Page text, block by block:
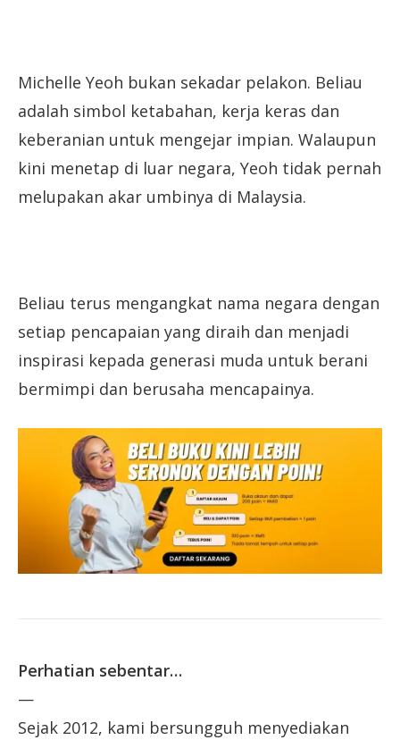
Michelle Yeoh bukan sekadar pelakon. Beliau
adalah simbol ketabahan, kerja keras dan
keberanian untuk mengejar impian. Walaupun
kini menetap di luar negara, Yeoh tidak pernah
melupakan akar umbinya di Malaysia.
Beliau terus mengangkat nama negara dengan
setiap pencapaian yang diraih dan menjadi
inspirasi kepada generasi muda untuk berani
bermimpi dan berusaha mencapainya.
Perhatian sebentar…
—
Sejak 2012, kami bersungguh menyediakan